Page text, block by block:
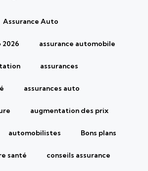
Assurance Auto
2026 assurance automobile
assurances
assurances auto
augmentation des prix
automobilistes Bons plans
santé conseils assurance